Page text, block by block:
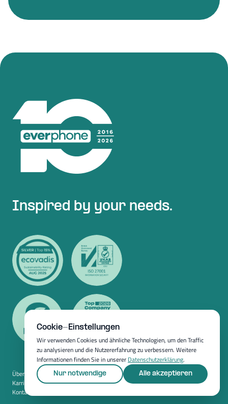
Inspired by your needs.
Über uns
Karriere
Kontakt
Cookie-Einstellungen
Wir verwenden Cookies und ähnliche Technologien, um den Traffic
zu analysieren und die Nutzererfahrung zu verbessern. Weitere
Informationen finden Sie in unserer Datenschutzerklärung.
Nur notwendige Alle akzeptieren